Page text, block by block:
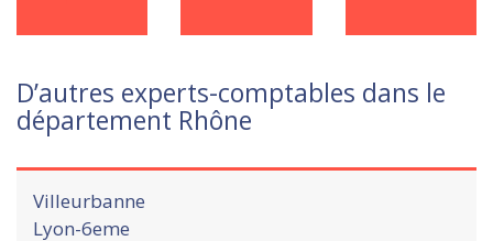
D’autres experts-comptables dans le
département Rhône
Villeurbanne
Lyon-6eme